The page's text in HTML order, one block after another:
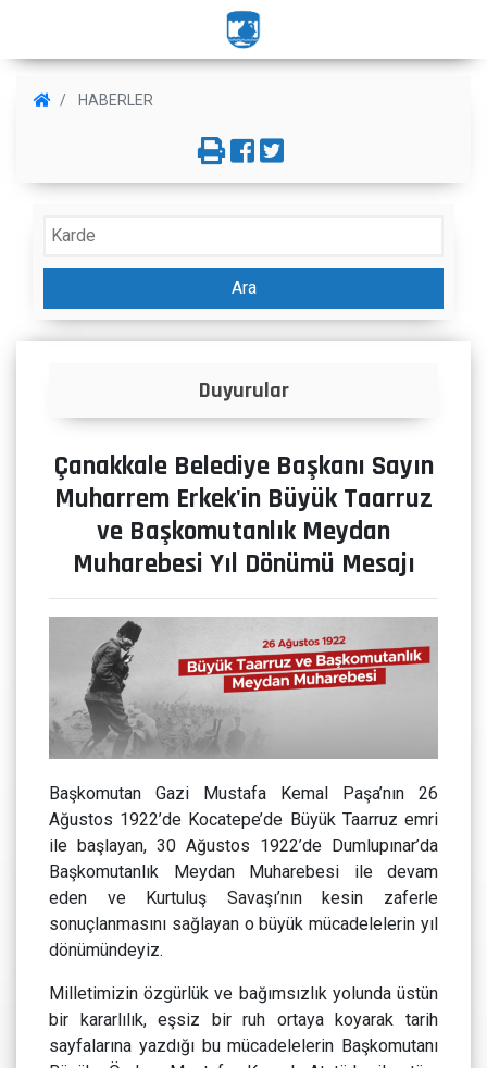
HABERLER
Ara
Duyurular
Çanakkale Belediye Başkanı Sayın
Muharrem Erkek'in Büyük Taarruz
ve Başkomutanlık Meydan
Muharebesi Yıl Dönümü Mesajı
Başkomutan Gazi Mustafa Kemal Paşa’nın 26
Ağustos 1922’de Kocatepe’de Büyük Taarruz emri
ile başlayan, 30 Ağustos 1922’de Dumlupınar’da
Başkomutanlık Meydan Muharebesi ile devam
eden ve Kurtuluş Savaşı’nın kesin zaferle
sonuçlanmasını sağlayan o büyük mücadelelerin yıl
dönümündeyiz.
Milletimizin özgürlük ve bağımsızlık yolunda üstün
bir kararlılık, eşsiz bir ruh ortaya koyarak tarih
sayfalarına yazdığı bu mücadelelerin Başkomutanı